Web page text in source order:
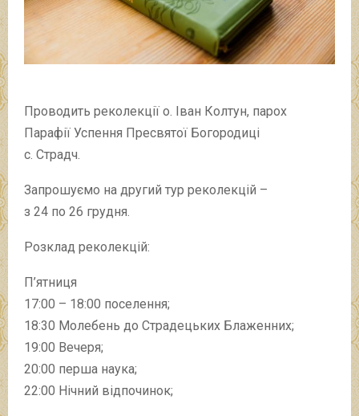
Проводить реколекції о. Іван Колтун, парох
Парафії Успення Пресвятої Богородиці
с. Страдч.
Запрошуємо на другий тур реколекцій –
з 24 по 26 грудня.
Розклад реколекцій:
П’ятниця
17:00 – 18:00 поселення;
18:30 Молебень до Страдецьких Блаженних;
19:00 Вечеря;
20:00 перша наука;
22:00 Нічний відпочинок;